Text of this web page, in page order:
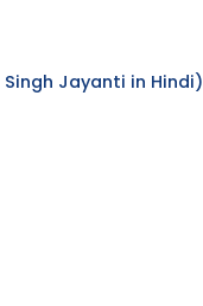
Jayanti in Hindi)